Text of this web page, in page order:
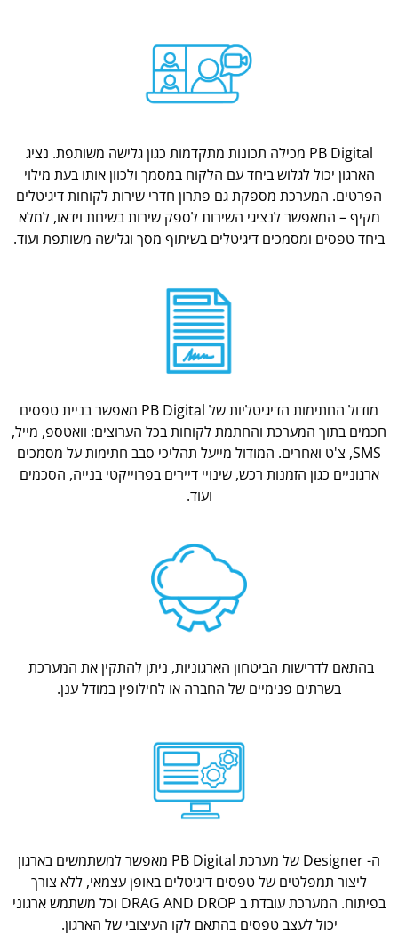
PB Digital מכילה תכונות מתקדמות כגון גלישה משותפת. נציג
הארגון יכול לגלוש ביחד עם הלקוח במסמך ולכוון אותו בעת מילוי
הפרטים. המערכת מספקת גם פתרון חדרי שירות לקוחות דיגיטלים
מקיף – המאפשר לנציגי השירות לספק שירות בשיחת וידאו, למלא
ביחד טפסים ומסמכים דיגיטלים בשיתוף מסך וגלישה משותפת ועוד.
מודול החתימות הדיגיטליות של PB Digital מאפשר בניית טפסים
חכמים בתוך המערכת והחתמת לקוחות בכל הערוצים: וואטספ, מייל,
SMS, צ'ט ואחרים. המודול מייעל תהליכי סבב חתימות על מסמכים
ארגוניים כגון הזמנות רכש, שינויי דיירים בפרוייקטי בנייה, הסכמים
ועוד.
בהתאם לדרישות הביטחון הארגוניות, ניתן להתקין את המערכת
בשרתים פנימיים של החברה או לחילופין במודל ענן.
ה- Designer של מערכת PB Digital מאפשר למשתמשים בארגון
ליצור תמפלטים של טפסים דיגיטלים באופן עצמאי, ללא צורך
בפיתוח. המערכת עובדת ב DRAG AND DROP וכל משתמש ארגוני
יכול לעצב טפסים בהתאם לקו העיצובי של הארגון.